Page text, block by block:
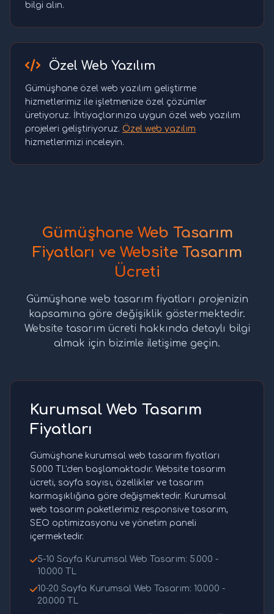
bilgi alın.
Özel Web Yazılım
Gümüşhane özel web yazılım geliştirme
hizmetlerimiz ile işletmenize özel çözümler
üretiyoruz. İhtiyaçlarınıza uygun özel web yazılım
projeleri geliştiriyoruz. Özel web yazılım
hizmetlerimizi inceleyin.
Gümüşhane Web Tasarım
Fiyatları ve Website Tasarım
Ücreti
Gümüşhane web tasarım fiyatları projenizin
kapsamına göre değişiklik göstermektedir.
Website tasarım ücreti hakkında detaylı bilgi
almak için bizimle iletişime geçin.
Kurumsal Web Tasarım
Fiyatları
Gümüşhane kurumsal web tasarım fiyatları
5.000 TL'den başlamaktadır. Website tasarım
ücreti, sayfa sayısı, özellikler ve tasarım
karmaşıklığına göre değişmektedir. Kurumsal
web tasarım paketlerimiz responsive tasarım,
SEO optimizasyonu ve yönetim paneli
içermektedir.
5-10 Sayfa Kurumsal Web Tasarım: 5.000 -
10.000 TL
10-20 Sayfa Kurumsal Web Tasarım: 10.000 -
20.000 TL